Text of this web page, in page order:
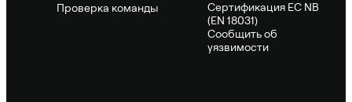
Проверка команды
Сертификация ЕС NB
(EN 18031)
Сообщить об
уязвимости